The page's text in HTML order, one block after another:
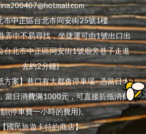
市中正區台北市同安街25號1樓
弄中不易尋找，坐捷運可由1號出口出
台北市中正區同安街1號廟旁巷子走進
去約2分鐘)
方案】巷口有大都會停車場~憑當日大
當日消費滿1000元，可直接折抵消費
(停車費一小時的費用)。
國民旅遊卡特約商店】